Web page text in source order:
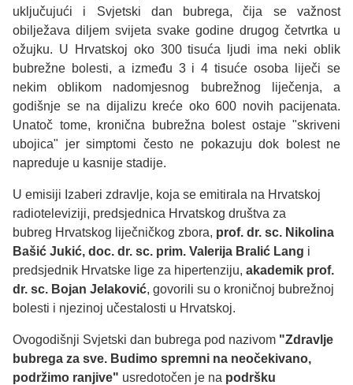
uključujući i Svjetski dan bubrega, čija se važnost
obilježava diljem svijeta svake godine drugog četvrtka u
ožujku. U Hrvatskoj oko 300 tisuća ljudi ima neki oblik
bubrežne bolesti, a između 3 i 4 tisuće osoba liječi se
nekim oblikom nadomjesnog bubrežnog liječenja, a
godišnje se na dijalizu kreće oko 600 novih pacijenata.
Unatoč tome, kronična bubrežna bolest ostaje "skriveni
ubojica" jer simptomi često ne pokazuju dok bolest ne
napreduje u kasnije stadije.
U emisiji Izaberi zdravlje, koja se emitirala na Hrvatskoj
radioteleviziji, predsjednica Hrvatskog društva za
bubreg Hrvatskog liječničkog zbora, prof. dr. sc. Nikolina
Bašić Jukić, doc. dr. sc. prim. Valerija Bralić Lang i
predsjednik Hrvatske lige za hipertenziju, akademik prof.
dr. sc. Bojan Jelaković, govorili su o kroničnoj bubrežnoj
bolesti i njezinoj učestalosti u Hrvatskoj.
Ovogodišnji Svjetski dan bubrega pod nazivom "Zdravlje
bubrega za sve. Budimo spremni na neočekivano,
podržimo ranjive" usredotočen je na podršku